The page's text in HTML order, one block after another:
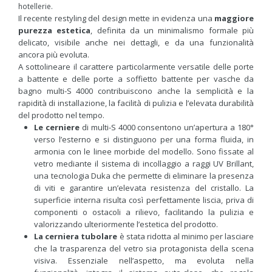
hotellerie.
Il recente restyling del design mette in evidenza una maggiore
purezza estetica, definita da un minimalismo formale più
delicato, visibile anche nei dettagli, e da una funzionalità
ancora più evoluta.
A sottolineare il carattere particolarmente versatile delle porte
a battente e delle porte a soffietto battente per vasche da
bagno multi-S 4000 contribuiscono anche la semplicità e la
rapidità di installazione, la facilità di pulizia e l’elevata durabilità
del prodotto nel tempo.
Le cerniere di multi-S 4000 consentono un’apertura a 180°
verso l’esterno e si distinguono per una forma fluida, in
armonia con le linee morbide del modello. Sono fissate al
vetro mediante il sistema di incollaggio a raggi UV Brillant,
una tecnologia Duka che permette di eliminare la presenza
di viti e garantire un’elevata resistenza del cristallo. La
superficie interna risulta così perfettamente liscia, priva di
componenti o ostacoli a rilievo, facilitando la pulizia e
valorizzando ulteriormente l’estetica del prodotto.
La cerniera tubolare è stata ridotta al minimo per lasciare
che la trasparenza del vetro sia protagonista della scena
visiva. Essenziale nell’aspetto, ma evoluta nella